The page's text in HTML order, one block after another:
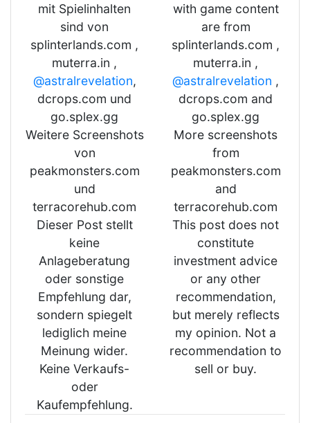
mit Spielinhalten
sind von
splinterlands.com ,
muterra.in ,
@astralrevelation,
dcrops.com und
go.splex.gg
Weitere Screenshots
von
peakmonsters.com
und
terracorehub.com
Dieser Post stellt
keine
Anlageberatung
oder sonstige
Empfehlung dar,
sondern spiegelt
lediglich meine
Meinung wider.
Keine Verkaufs-
oder
Kaufempfehlung.
with game content
are from
splinterlands.com ,
muterra.in ,
@astralrevelation ,
dcrops.com and
go.splex.gg
More screenshots
from
peakmonsters.com
and
terracorehub.com
This post does not
constitute
investment advice
or any other
recommendation,
but merely reflects
my opinion. Not a
recommendation to
sell or buy.